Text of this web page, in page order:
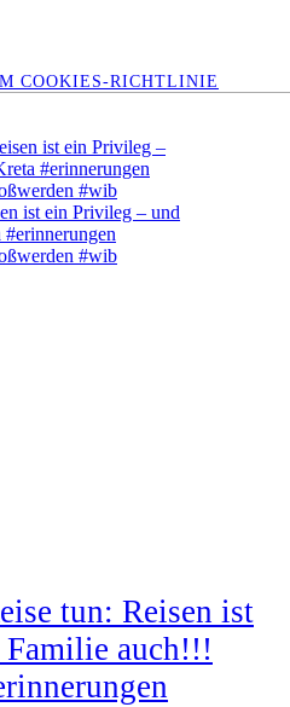
COOKIES-RICHTLINIE
ist ein Privileg – und
#wib
tun: Reisen ist
auch!!!